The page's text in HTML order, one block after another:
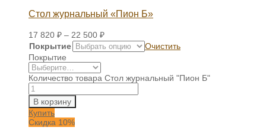
Стол журнальный «Пион Б»
17 820 ₽ – 22 500 ₽
Покрытие
Очистить
Покрытие
Количество товара Стол журнальный "Пион Б"
В корзину
Купить
Скидка 10%